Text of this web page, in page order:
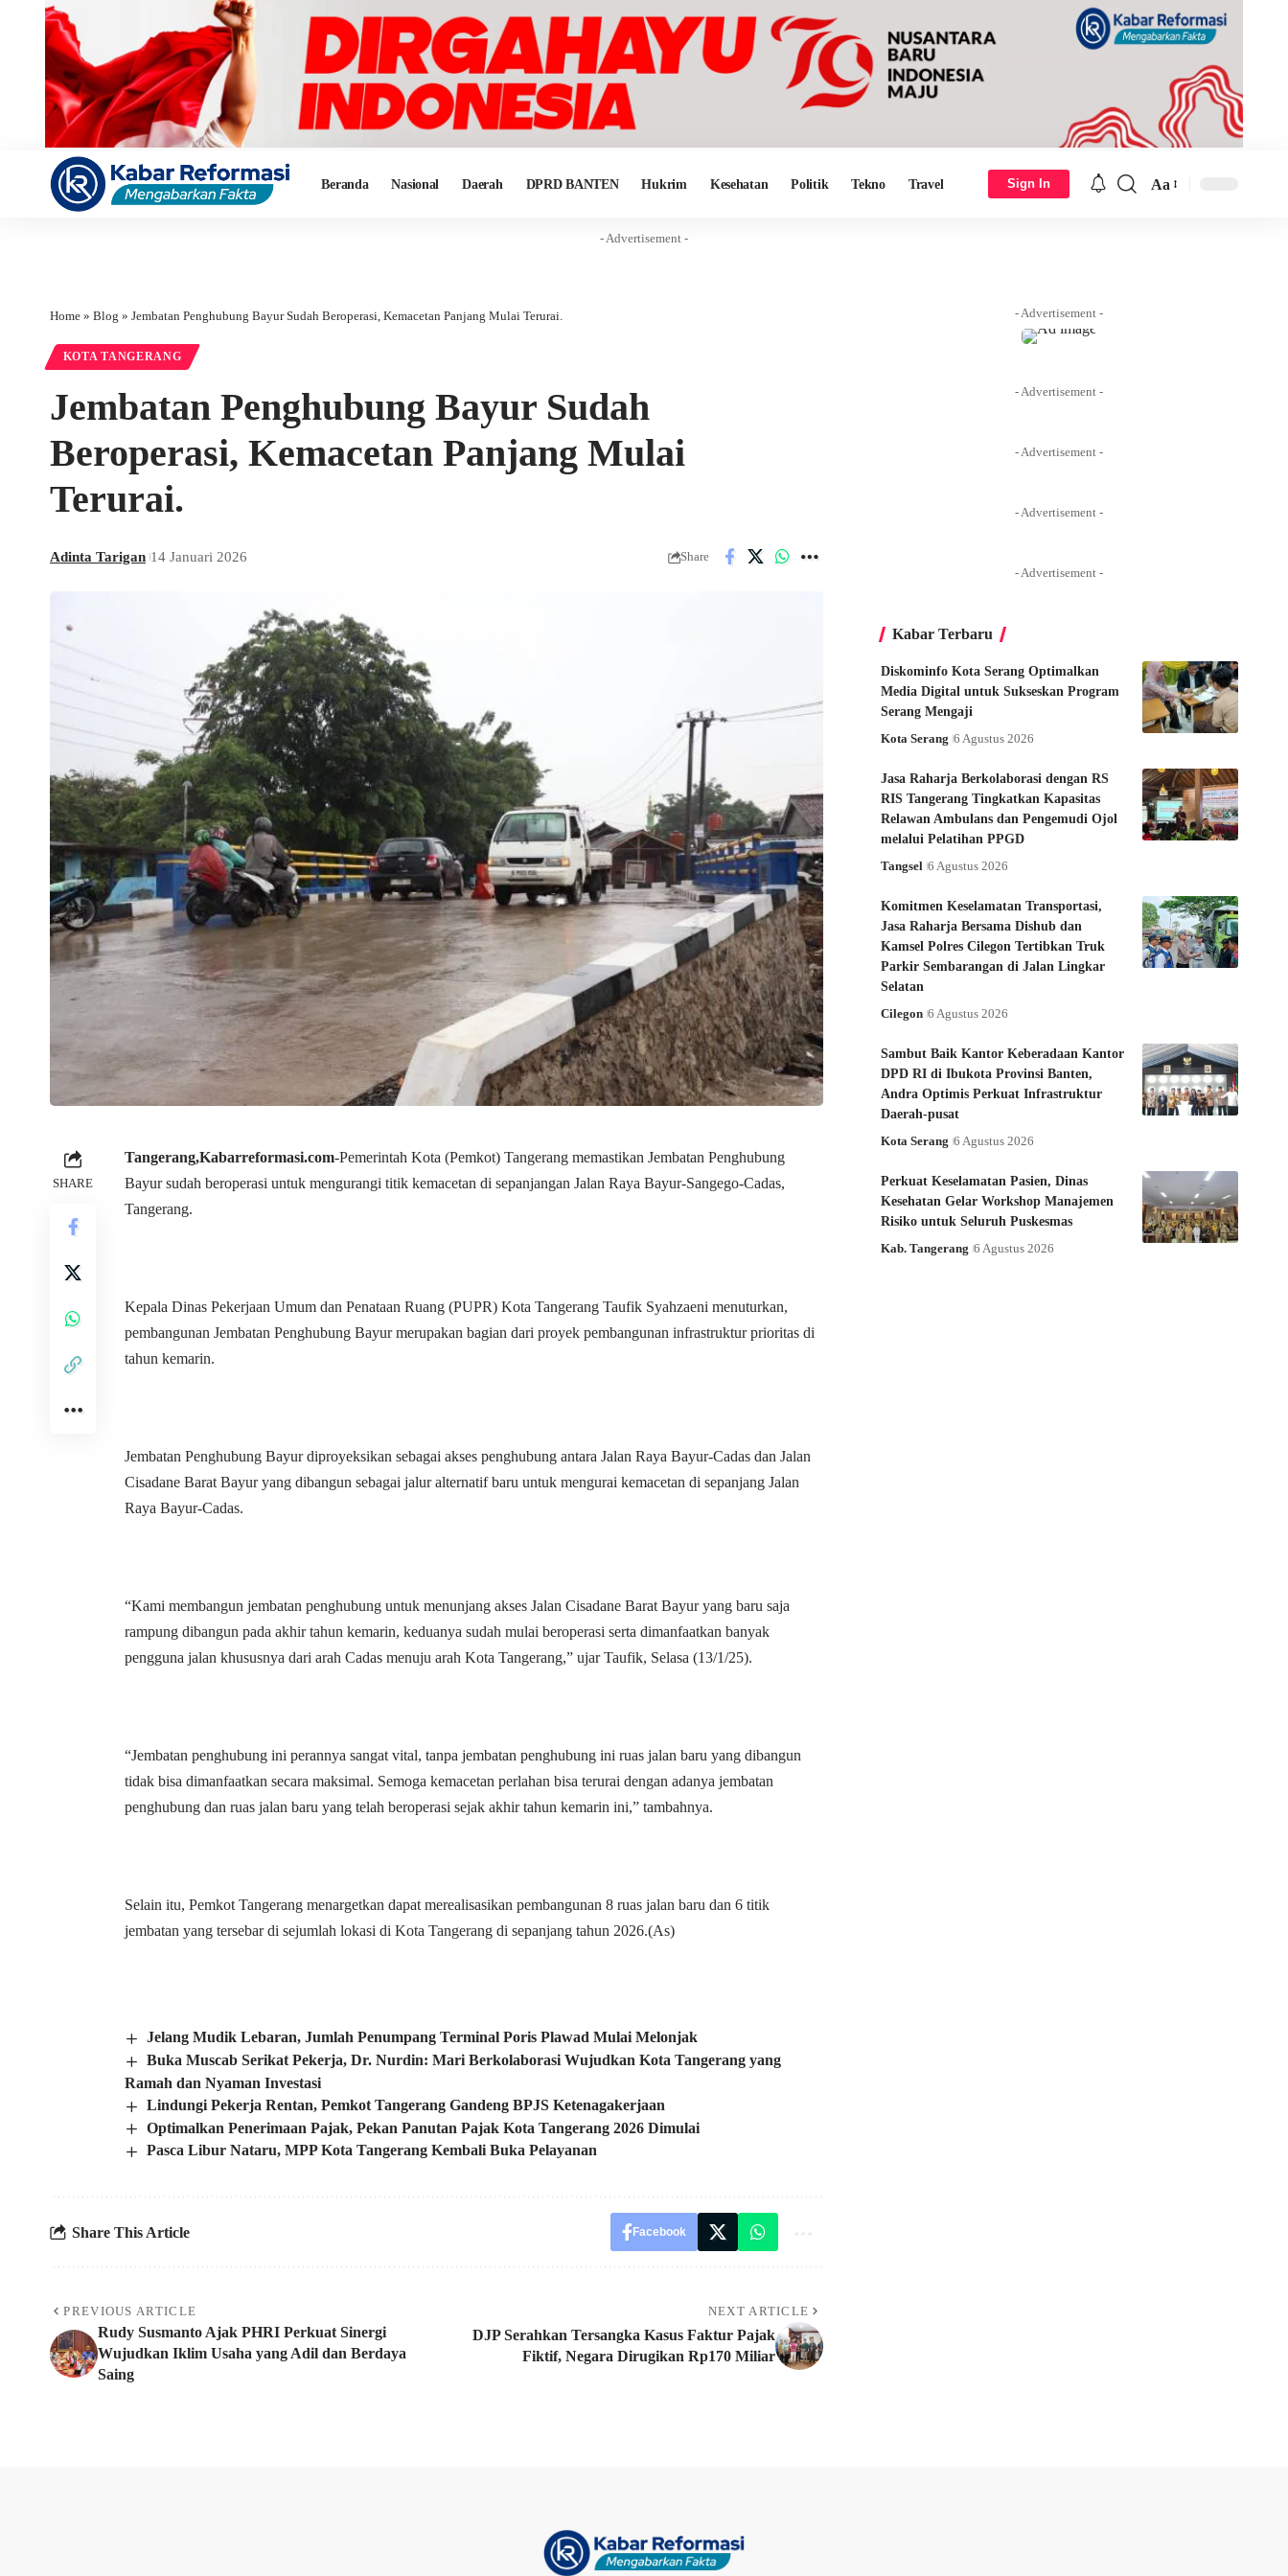
Beranda Nasional Daerah DPRD BANTEN Hukrim Kesehatan Politik Tekno Travel Sign In Aa
- Advertisement -
Home » Blog » Jembatan Penghubung Bayur Sudah Beroperasi, Kemacetan Panjang Mulai Terurai.
KOTA TANGERANG
Jembatan Penghubung Bayur Sudah
Beroperasi, Kemacetan Panjang Mulai
Terurai.
Adinta Tarigan 14 Januari 2026 Share
SHARE
Tangerang,Kabarreformasi.com-Pemerintah Kota (Pemkot) Tangerang memastikan Jembatan Penghubung
Bayur sudah beroperasi untuk mengurangi titik kemacetan di sepanjangan Jalan Raya Bayur-Sangego-Cadas,
Tangerang.
Kepala Dinas Pekerjaan Umum dan Penataan Ruang (PUPR) Kota Tangerang Taufik Syahzaeni menuturkan,
pembangunan Jembatan Penghubung Bayur merupakan bagian dari proyek pembangunan infrastruktur prioritas di
tahun kemarin.
Jembatan Penghubung Bayur diproyeksikan sebagai akses penghubung antara Jalan Raya Bayur-Cadas dan Jalan
Cisadane Barat Bayur yang dibangun sebagai jalur alternatif baru untuk mengurai kemacetan di sepanjang Jalan
Raya Bayur-Cadas.
“Kami membangun jembatan penghubung untuk menunjang akses Jalan Cisadane Barat Bayur yang baru saja
rampung dibangun pada akhir tahun kemarin, keduanya sudah mulai beroperasi serta dimanfaatkan banyak
pengguna jalan khususnya dari arah Cadas menuju arah Kota Tangerang,” ujar Taufik, Selasa (13/1/25).
“Jembatan penghubung ini perannya sangat vital, tanpa jembatan penghubung ini ruas jalan baru yang dibangun
tidak bisa dimanfaatkan secara maksimal. Semoga kemacetan perlahan bisa terurai dengan adanya jembatan
penghubung dan ruas jalan baru yang telah beroperasi sejak akhir tahun kemarin ini,” tambahnya.
Selain itu, Pemkot Tangerang menargetkan dapat merealisasikan pembangunan 8 ruas jalan baru dan 6 titik
jembatan yang tersebar di sejumlah lokasi di Kota Tangerang di sepanjang tahun 2026.(As)
Jelang Mudik Lebaran, Jumlah Penumpang Terminal Poris Plawad Mulai Melonjak
Buka Muscab Serikat Pekerja, Dr. Nurdin: Mari Berkolaborasi Wujudkan Kota Tangerang yang
Ramah dan Nyaman Investasi
Lindungi Pekerja Rentan, Pemkot Tangerang Gandeng BPJS Ketenagakerjaan
Optimalkan Penerimaan Pajak, Pekan Panutan Pajak Kota Tangerang 2026 Dimulai
Pasca Libur Nataru, MPP Kota Tangerang Kembali Buka Pelayanan
Share This Article Facebook
PREVIOUS ARTICLE
Rudy Susmanto Ajak PHRI Perkuat Sinergi
Wujudkan Iklim Usaha yang Adil dan Berdaya
Saing
NEXT ARTICLE
DJP Serahkan Tersangka Kasus Faktur Pajak
Fiktif, Negara Dirugikan Rp170 Miliar
- Advertisement -
- Advertisement -
- Advertisement -
- Advertisement -
- Advertisement -
Kabar Terbaru
Diskominfo Kota Serang Optimalkan
Media Digital untuk Sukseskan Program
Serang Mengaji
Kota Serang 6 Agustus 2026
Jasa Raharja Berkolaborasi dengan RS
RIS Tangerang Tingkatkan Kapasitas
Relawan Ambulans dan Pengemudi Ojol
melalui Pelatihan PPGD
Tangsel 6 Agustus 2026
Komitmen Keselamatan Transportasi,
Jasa Raharja Bersama Dishub dan
Kamsel Polres Cilegon Tertibkan Truk
Parkir Sembarangan di Jalan Lingkar
Selatan
Cilegon 6 Agustus 2026
Sambut Baik Kantor Keberadaan Kantor
DPD RI di Ibukota Provinsi Banten,
Andra Optimis Perkuat Infrastruktur
Daerah-pusat
Kota Serang 6 Agustus 2026
Perkuat Keselamatan Pasien, Dinas
Kesehatan Gelar Workshop Manajemen
Risiko untuk Seluruh Puskesmas
Kab. Tangerang 6 Agustus 2026